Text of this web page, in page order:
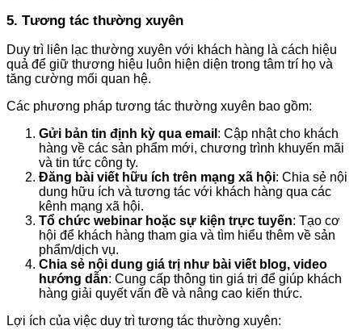
5. Tương tác thường xuyên
Duy trì liên lạc thường xuyên với khách hàng là cách hiệu
quả để giữ thương hiệu luôn hiện diện trong tâm trí họ và
tăng cường mối quan hệ.
Các phương pháp tương tác thường xuyên bao gồm:
Gửi bản tin định kỳ qua email : Cập nhật cho khách
hàng về các sản phẩm mới, chương trình khuyến mãi
và tin tức công ty.
Đăng bài viết hữu ích trên mạng xã hội: Chia sẻ nội
dung hữu ích và tương tác với khách hàng qua các
kênh mạng xã hội.
Tổ chức webinar hoặc sự kiện trực tuyến: Tạo cơ
hội để khách hàng tham gia và tìm hiểu thêm về sản
phẩm/dịch vụ.
Chia sẻ nội dung giá trị như bài viết blog, video
hướng dẫn: Cung cấp thông tin giá trị để giúp khách
hàng giải quyết vấn đề và nâng cao kiến thức.
Lợi ích của việc duy trì tương tác thường xuyên: